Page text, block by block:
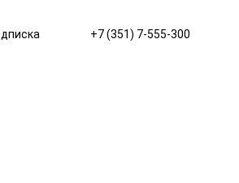
+7 (351) 7-555-300